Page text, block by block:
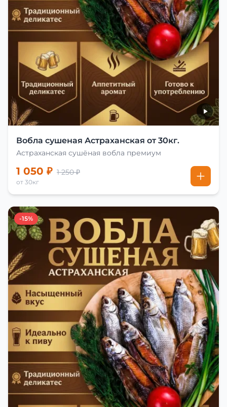
Вобла сушеная Астраханская от 30кг.
Астраханская сушёная вобла премиум
1 050 ₽ 1 250 ₽
от 30кг
-15%